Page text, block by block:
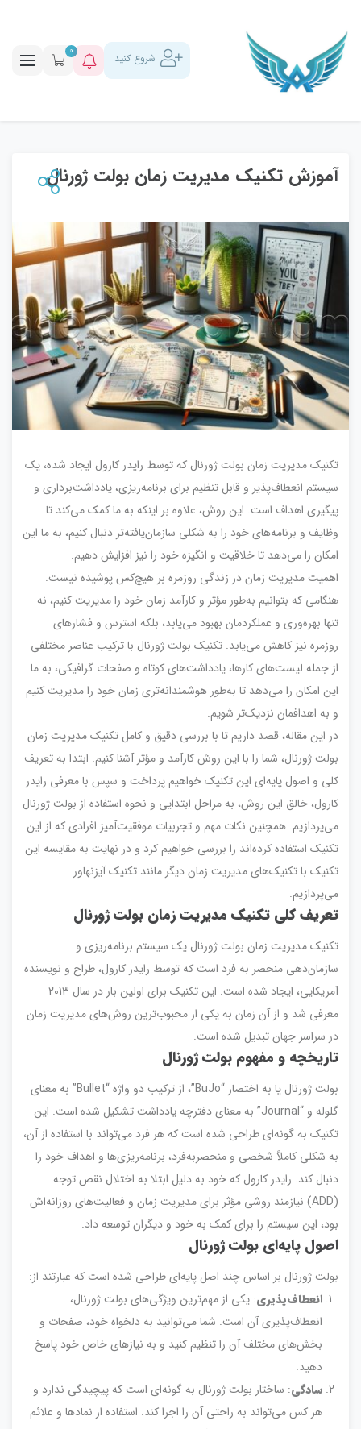
شروع کنید 0
آموزش تکنیک مدیریت زمان بولت ژورنال
تکنیک مدیریت زمان بولت ژورنال که توسط رایدر کارول ایجاد شده، یک
سیستم انعطاف‌پذیر و قابل تنظیم برای برنامه‌ریزی، یادداشت‌برداری و
پیگیری اهداف است. این روش، علاوه بر اینکه به ما کمک می‌کند تا
وظایف و برنامه‌های خود را به شکلی سازمان‌یافته‌تر دنبال کنیم، به ما این
امکان را می‌دهد تا خلاقیت و انگیزه خود را نیز افزایش دهیم.
اهمیت مدیریت زمان در زندگی روزمره بر هیچ‌کس پوشیده نیست.
هنگامی که بتوانیم به‌طور مؤثر و کارآمد زمان خود را مدیریت کنیم، نه
تنها بهره‌وری و عملکردمان بهبود می‌یابد، بلکه استرس و فشارهای
روزمره نیز کاهش می‌یابد. تکنیک بولت ژورنال با ترکیب عناصر مختلفی
از جمله لیست‌های کارها، یادداشت‌های کوتاه و صفحات گرافیکی، به ما
این امکان را می‌دهد تا به‌طور هوشمندانه‌تری زمان خود را مدیریت کنیم
و به اهدافمان نزدیک‌تر شویم.
در این مقاله، قصد داریم تا با بررسی دقیق و کامل تکنیک مدیریت زمان
بولت ژورنال، شما را با این روش کارآمد و مؤثر آشنا کنیم. ابتدا به تعریف
کلی و اصول پایه‌ای این تکنیک خواهیم پرداخت و سپس با معرفی رایدر
کارول، خالق این روش، به مراحل ابتدایی و نحوه استفاده از بولت ژورنال
می‌پردازیم. همچنین نکات مهم و تجربیات موفقیت‌آمیز افرادی که از این
تکنیک استفاده کرده‌اند را بررسی خواهیم کرد و در نهایت به مقایسه این
تکنیک با تکنیک‌های مدیریت زمان دیگر مانند تکنیک آیزنهاور
می‌پردازیم.
تعریف کلی تکنیک مدیریت زمان بولت ژورنال
تکنیک مدیریت زمان بولت ژورنال یک سیستم برنامه‌ریزی و
سازمان‌دهی منحصر به فرد است که توسط رایدر کارول، طراح و نویسنده
آمریکایی، ایجاد شده است. این تکنیک برای اولین بار در سال 2013
معرفی شد و از آن زمان به یکی از محبوب‌ترین روش‌های مدیریت زمان
در سراسر جهان تبدیل شده است.
تاریخچه و مفهوم بولت ژورنال
بولت ژورنال یا به اختصار “BuJo”، از ترکیب دو واژه “Bullet” به معنای
گلوله و “Journal” به معنای دفترچه یادداشت تشکیل شده است. این
تکنیک به گونه‌ای طراحی شده است که هر فرد می‌تواند با استفاده از آن،
به شکلی کاملاً شخصی و منحصربه‌فرد، برنامه‌ریزی‌ها و اهداف خود را
دنبال کند. رایدر کارول که خود به دلیل ابتلا به اختلال نقص توجه
(ADD) نیازمند روشی مؤثر برای مدیریت زمان و فعالیت‌های روزانه‌اش
بود، این سیستم را برای کمک به خود و دیگران توسعه داد.
اصول پایه‌ای بولت ژورنال
بولت ژورنال بر اساس چند اصل پایه‌ای طراحی شده است که عبارتند از:
انعطاف‌پذیری: یکی از مهم‌ترین ویژگی‌های بولت ژورنال،
انعطاف‌پذیری آن است. شما می‌توانید به دلخواه خود، صفحات و
بخش‌های مختلف آن را تنظیم کنید و به نیازهای خاص خود پاسخ
دهید.
سادگی: ساختار بولت ژورنال به گونه‌ای است که پیچیدگی ندارد و
هر کس می‌تواند به راحتی آن را اجرا کند. استفاده از نمادها و علائم